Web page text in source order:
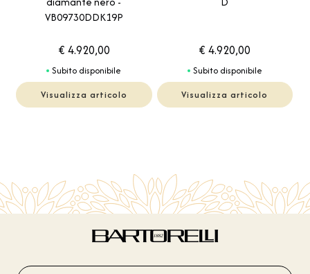
VB09730DDK19P
€ 4.920,00
Subito disponibile
Visualizza articolo
€ 4.920,00
Subito disponibile
Visualizza articolo